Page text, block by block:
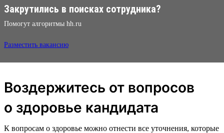
Закрутились в поисках сотрудника?
Помогут алгоритмы hh.ru
Разместить вакансию
Воздержитесь от вопросов
о здоровье кандидата
К вопросам о здоровье можно отнести все уточнения, которые